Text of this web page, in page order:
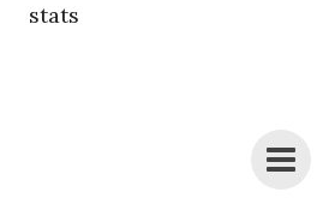
stats